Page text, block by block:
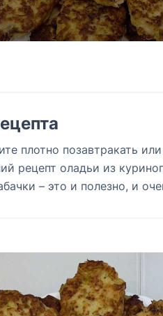
плотно позавтракать
рецепт оладьи из
– это и полезно, и